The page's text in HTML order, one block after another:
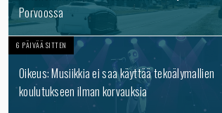
Porvoossa
6 PÄIVÄÄ SITTEN
Oikeus: Musiikkia ei saa käyttää tekoälymallien
koulutukseen ilman korvauksia